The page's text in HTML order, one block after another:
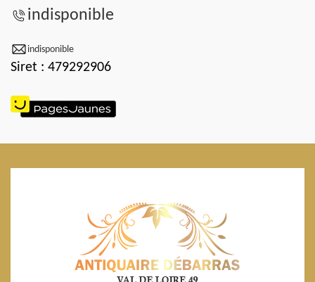
indisponible
indisponible
Siret : 479292906